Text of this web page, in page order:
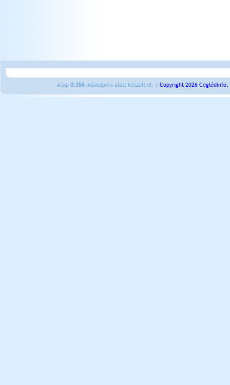
A lap 0.356 másodperc alatt készült el. | Copyright 2026